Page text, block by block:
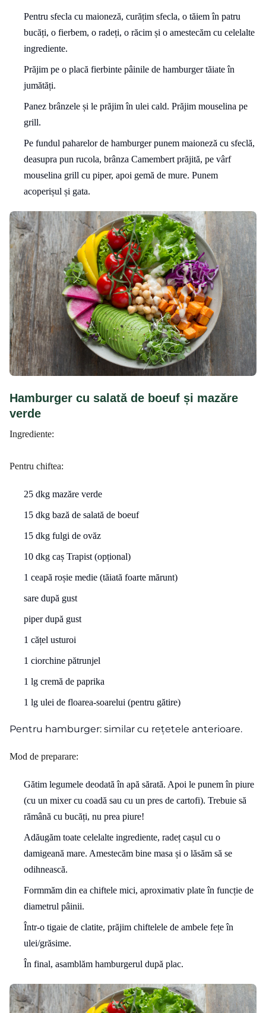
Pentru sfecla cu maioneză, curățim sfecla, o tăiem în patru
bucăți, o fierbem, o radeți, o răcim și o amestecăm cu celelalte
ingrediente.
Prăjim pe o placă fierbinte pâinile de hamburger tăiate în
jumătăți.
Panez brânzele și le prăjim în ulei cald. Prăjim mouselina pe
grill.
Pe fundul paharelor de hamburger punem maioneză cu sfeclă,
deasupra pun rucola, brânza Camembert prăjită, pe vârf
mouselina grill cu piper, apoi gemă de mure. Punem
acoperișul și gata.
Hamburger cu salată de boeuf și mazăre
verde
Ingrediente:
Pentru chiftea:
25 dkg mazăre verde
15 dkg bază de salată de boeuf
15 dkg fulgi de ovăz
10 dkg caș Trapist (opțional)
1 ceapă roșie medie (tăiată foarte mărunt)
sare după gust
piper după gust
1 cățel usturoi
1 ciorchine pătrunjel
1 lg cremă de paprika
1 lg ulei de floarea-soarelui (pentru gătire)
Pentru hamburger: similar cu rețetele anterioare.
Mod de preparare:
Gătim legumele deodată în apă sărată. Apoi le punem în piure
(cu un mixer cu coadă sau cu un pres de cartofi). Trebuie să
rămână cu bucăți, nu prea piure!
Adăugăm toate celelalte ingrediente, radeț cașul cu o
damigeană mare. Amestecăm bine masa și o lăsăm să se
odihnească.
Formmăm din ea chiftele mici, aproximativ plate în funcție de
diametrul pâinii.
Într-o tigaie de clatite, prăjim chiftelele de ambele fețe în
ulei/grăsime.
În final, asamblăm hamburgerul după plac.